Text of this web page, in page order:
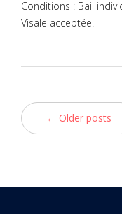
Conditions : Bail
Visale acceptée.
← Older posts